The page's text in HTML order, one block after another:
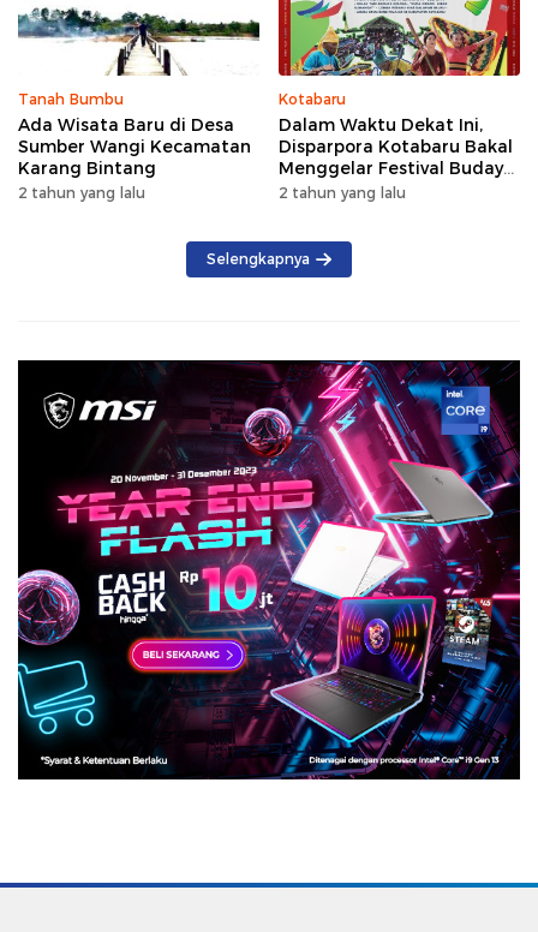
Tanah Bumbu
Ada Wisata Baru di Desa
Sumber Wangi Kecamatan
Karang Bintang
2 tahun yang lalu
Kotabaru
Dalam Waktu Dekat Ini,
Disparpora Kotabaru Bakal
Menggelar Festival Budaya
Saijaan 2024
2 tahun yang lalu
Selengkapnya